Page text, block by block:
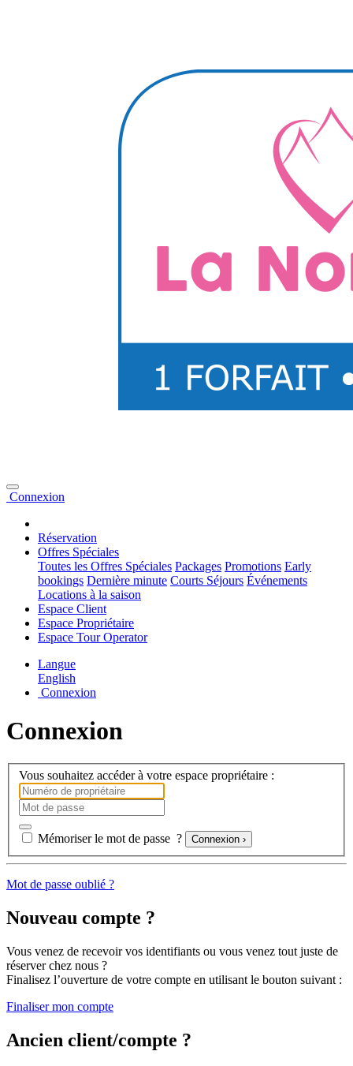
Connexion
Réservation
Offres Spéciales
Toutes les Offres Spéciales Packages Promotions Early
bookings Dernière minute Courts Séjours Événements
Locations à la saison
Espace Client
Espace Propriétaire
Espace Tour Operator
Langue
English
Connexion
Connexion
Vous souhaitez accéder à votre espace propriétaire :
Mémoriser le mot de passe ? Connexion ›
Mot de passe oublié ?
Nouveau compte ?
Vous venez de recevoir vos identifiants ou vous venez tout juste de
réserver chez nous ?
Finalisez l’ouverture de votre compte en utilisant le bouton suivant :
Finaliser mon compte
Ancien client/compte ?